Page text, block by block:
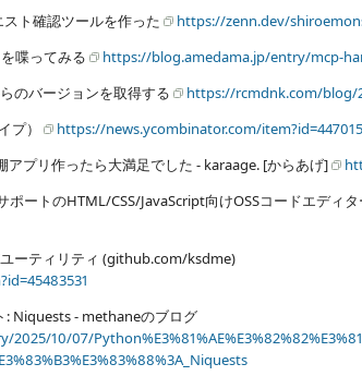
ト確認ツールを作った
https://zenn.dev/
喋ってみる
https://blog.amedama.jp/entry/mcp-
のバージョンを取得する
https://rcmdnk.com/
プ）
https://news.ycombinator.com/
プリ作ったら大満足でした - karaage. [からあげ]
ートのHTML/CSS/JavaScript向けOSSコードエディタ
ーティリティ (github.com/ksdme)
: Niquests - methaneのブログ
10/07/